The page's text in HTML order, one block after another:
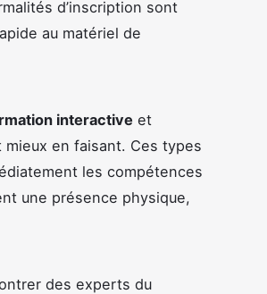
d’inscription sont
au matériel de
interactive et
en faisant. Ces types
les compétences
une présence physique,
des experts du